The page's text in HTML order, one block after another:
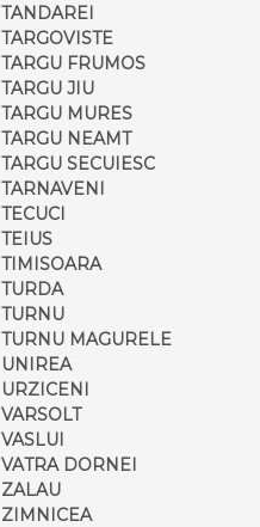
TANDAREI
TARGOVISTE
TARGU FRUMOS
TARGU JIU
TARGU MURES
TARGU NEAMT
TARGU SECUIESC
TARNAVENI
TECUCI
TEIUS
TIMISOARA
TURDA
TURNU
TURNU MAGURELE
UNIREA
URZICENI
VARSOLT
VASLUI
VATRA DORNEI
ZALAU
ZIMNICEA